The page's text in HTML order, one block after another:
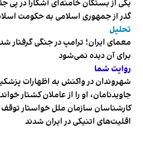
یکی از بستگان خامنه‌ای آشکارا در پی
گذر از جمهوری اسلامی به حکومت
تحلیل
معمای ایران؛ ترامپ در جنگی گرفتار
برای آن دیده نمی‌شود
روایت شما
شهروندان در واکنش به اظهارات
جاویدنامان، او را از عاملان کشتار
کارشناسان سازمان ملل خواستار
اقلیت‌های اتنیکی در ایران شدند